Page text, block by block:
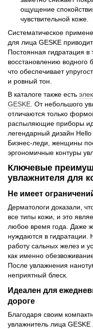
ощущение
чувствительной коже.
Систематическое
для лица GESKE
Постоянная гидратация в
восстановлению водного
что обеспечивает
и ровный тон.
В каталоге также есть
GESKE . От небольшого
отличаются только
распыляющие приборы
легендарный дизайн
Бизнес-леди, женщины
эргономичные контуры
Ключевые
увлажнителя для
Не имеет
Дерматологи доказали,
все типы кожи, и это
любое время года. Даже
нуждаются в гидратации.
работу сальных желез и
как именно
После увлажнения
неприятный блеск.
Идеален для
дороге
Благодаря своим
увлажнитель лица GESKE